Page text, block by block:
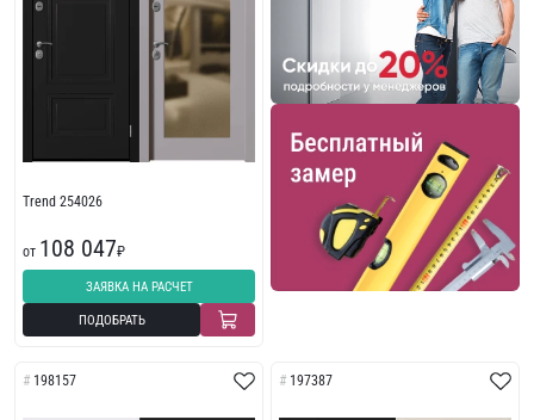
Trend 254026
от 108 047₽
ЗАЯВКА НА РАСЧЕТ
ПОДОБРАТЬ
198157 197387